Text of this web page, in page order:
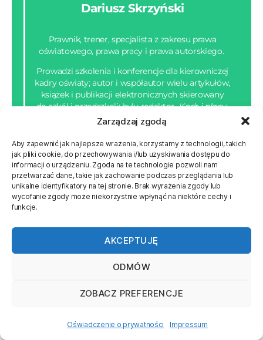
Zarządzaj zgodą
Aby zapewnić jak najlepsze wrażenia, korzystamy z technologii, takich
jak pliki cookie, do przechowywania i/lub uzyskiwania dostępu do
informacji o urządzeniu. Zgoda na te technologie pozwoli nam
przetwarzać dane, takie jak zachowanie podczas przeglądania lub
unikalne identyfikatory na tej stronie. Brak wyrażenia zgody lub
wycofanie zgody może niekorzystnie wpłynąć na niektóre cechy i
funkcje.
AKCEPTUJĘ
ODMÓW
ZOBACZ PREFERENCJE
Oświadczenie o prywatności Impressum
Dariusz Skrzyński
Prawnik, trener, specjalista z zakresu prawa
oświatowego, prawa pracy i prawa autorskiego.
Prowadzi szkolenia i konferencje dla kierowniczej
kadry oświaty; autor i współautor wielu artykułów,
książek i publikacji elektronicznych skierowany
do szkół i przedszkoli; były redaktor„Kadr i płacy
Wydawnictwa Wiedza i Praktyka, były
Dyrektora”Wydawnictwa Raabe, były prawnik
i redaktor prowadzący Wydawnictwa Bohdan
Orłowski; absolwent Wydziału Prawa i Administracji
Uniwersytetu Warszawskiego, Podyplomowego
Studium Prawa Własności Intelektualnej na
Uniwersytecie Warszawskim oraz Podyplomowego
Studium Administrowania Funduszami Unijnymi
Izby Notarialnej w Warszawie.
TERMIN I GODZINA SZKOLENIA
11 sierpnia 2026 r.